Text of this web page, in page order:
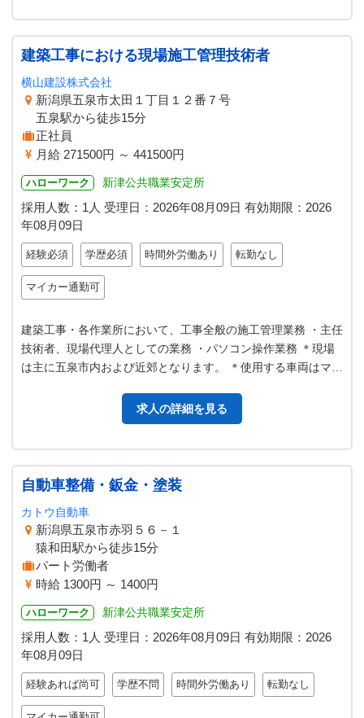
建築工事における現場施工管理技術者
横山建設株式会社
新潟県五泉市太田１丁目１２番７号
五泉駅から徒歩15分
正社員
月給 271500円 ～ 441500円
ハローワーク 新津公共職業安定所
採用人数：1人 受理日： 2026年08月09日 有効期限： 2026
年08月09日
経験必須 学歴必須 時間外労働あり 転勤なし
マイカー通勤可
建築工事・各作業所において、工事全般の施工管理業務 ・主任
技術者、現場代理人としての業務 ・パソコン操作業務 ＊現場
は主に五泉市内および近郊となります。 ＊使用する車両はマイ
求人の詳細を見る
自動車整備・鈑金・塗装
カトウ自動車
新潟県五泉市赤羽５６－１
猿和田駅から徒歩15分
パート労働者
時給 1300円 ～ 1400円
ハローワーク 新津公共職業安定所
採用人数：1人 受理日： 2026年08月09日 有効期限： 2026
年08月09日
経験あれば尚可 学歴不問 時間外労働あり 転勤なし